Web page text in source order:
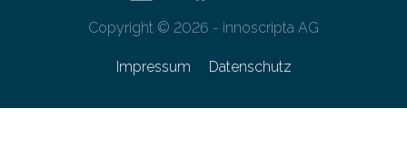
Copyright © 2026 - innoscripta AG
Impressum Datenschutz